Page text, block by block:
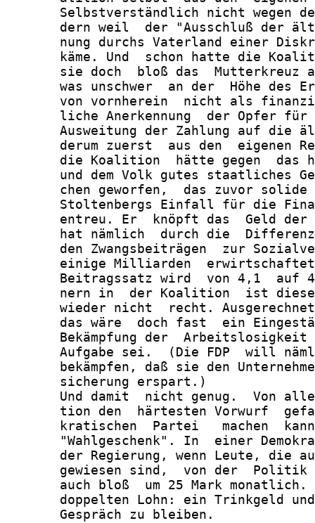
Selbstverständlich nicht wegen
dern weil  der "Ausschluß der
nung durchs Vaterland einer
käme. Und  schon hatte die
sie doch  bloß das  Mutterkreuz
was unschwer  an der  Höhe des
von vornherein  nicht als
liche Anerkennung  der Opfer
Ausweitung der Zahlung auf die
derum zuerst  aus den  eigenen
die Koalition  hätte gegen  das
und dem Volk gutes staatliches
chen geworfen,  das zuvor
Stoltenbergs Einfall für die
entreu. Er  knöpft das  Geld
hat nämlich  durch die
den Zwangsbeiträgen  zur
einige Milliarden
Beitragssatz wird  von 4,1  auf
nern in  der Koalition  ist
wieder nicht  recht.
das wäre  doch fast  ein
Bekämpfung der
Aufgabe sei.  (Die FDP  will
bekämpfen, daß sie den
       sicherung erspart.)
Und damit  nicht genug.  Von
tion den  härtesten Vorwurf
kratischen  Partei   machen
"Wahlgeschenk". In  einer
der Regierung, wenn Leute, die
gewiesen sind,  von der
auch bloß  um 25 Mark
doppelten Lohn: ein Trinkgeld
       Gespräch zu bleiben.